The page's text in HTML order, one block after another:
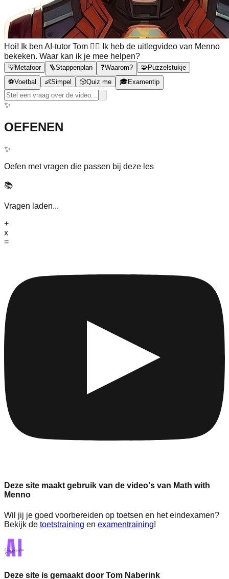
Hoi! Ik ben AI-tutor Tom 🙋‍♂️ Ik heb de uitlegvideo van Menno
bekeken. Waar kan ik je mee helpen?
💡Metafoor 🪜Stappenplan ❓Waarom? 🧩Puzzelstukje
⚽Voetbal 👶Simpel 🎲Quiz me 🎓Examentip
✨
OEFENEN
✨
Oefen met vragen die passen bij deze les
📚
Vragen laden...
+
x
=
Deze site maakt gebruik van de video's van Math with
Menno
Wil jij je goed voorbereiden op toetsen en het eindexamen?
Bekijk de toetstraining en examentraining!
Deze site is gemaakt door Tom Naberink